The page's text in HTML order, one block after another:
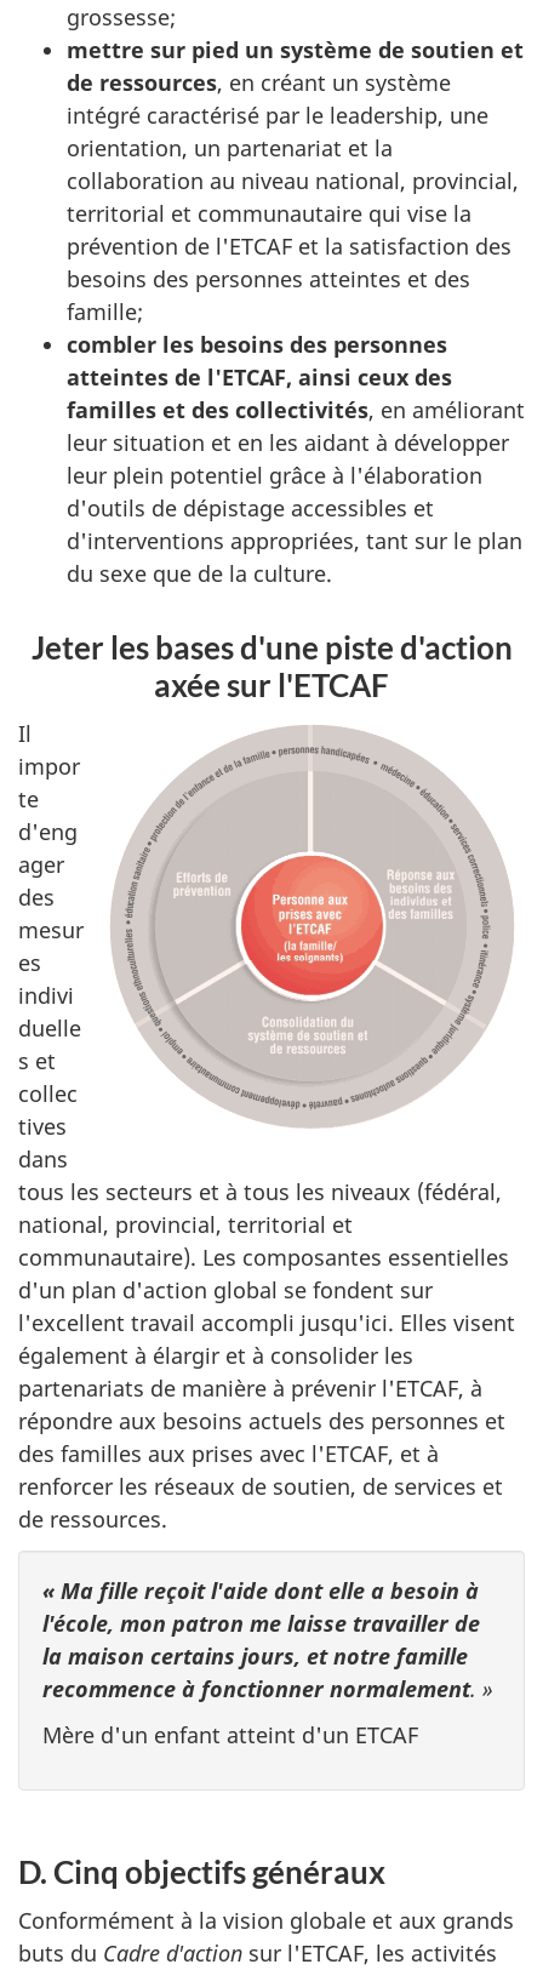
grossesse;
mettre sur pied un système de soutien et
de ressources, en créant un système
intégré caractérisé par le leadership, une
orientation, un partenariat et la
collaboration au niveau national, provincial,
territorial et communautaire qui vise la
prévention de l'ETCAF et la satisfaction des
besoins des personnes atteintes et des
famille;
combler les besoins des personnes
atteintes de l'ETCAF, ainsi ceux des
familles et des collectivités, en améliorant
leur situation et en les aidant à développer
leur plein potentiel grâce à l'élaboration
d'outils de dépistage accessibles et
d'interventions appropriées, tant sur le plan
du sexe que de la culture.
Jeter les bases d'une piste d'action
axée sur l'ETCAF
Il
impor
te
d'eng
ager
des
mesur
es
indivi
duelle
s et
collec
tives
dans
tous les secteurs et à tous les niveaux (fédéral,
national, provincial, territorial et
communautaire). Les composantes essentielles
d'un plan d'action global se fondent sur
l'excellent travail accompli jusqu'ici. Elles visent
également à élargir et à consolider les
partenariats de manière à prévenir l'ETCAF, à
répondre aux besoins actuels des personnes et
des familles aux prises avec l'ETCAF, et à
renforcer les réseaux de soutien, de services et
de ressources.
« Ma fille reçoit l'aide dont elle a besoin à
l'école, mon patron me laisse travailler de
la maison certains jours, et notre famille
recommence à fonctionner normalement. »
Mère d'un enfant atteint d'un ETCAF
D. Cinq objectifs généraux
Conformément à la vision globale et aux grands
buts du Cadre d'action sur l'ETCAF, les activités